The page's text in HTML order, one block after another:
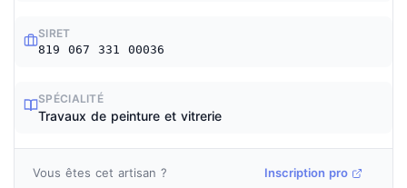
SIRET
819 067 331 00036
SPÉCIALITÉ
Travaux de peinture et vitrerie
Vous êtes cet artisan ? Inscription pro